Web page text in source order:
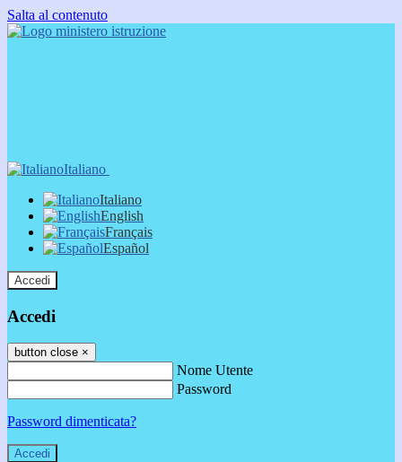
Salta al contenuto
Italiano
Italiano
English
Français
Español
Accedi
Accedi
button close ×
Nome Utente
Password
Password dimenticata?